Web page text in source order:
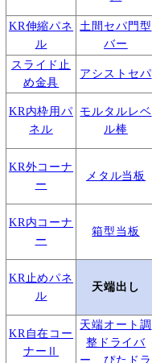
KR伸縮パネ
ル
土間セパ門型
バー
スライド止
め金具
アシストセパ
KR内枠用パ
ネル
モルタルレベ
ル棒
KR外コーナ
ー
メタル当板
KR内コーナ
ー
箱型当板
KR止めパネ
ル
天端出し
KR自在コー
ナーⅡ
天端オート調
整ドライバ
ー ぴたドラ